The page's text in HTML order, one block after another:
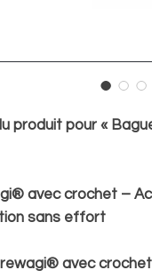
produit pour «
avec crochet –
sans effort
avec